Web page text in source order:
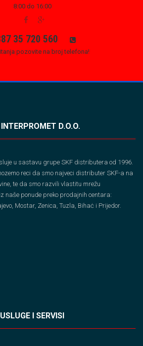
8:00 do 16:00
35 720 560
pozovite na broj telefona!
D.O.O.
u sastavu grupe SKF distributera od 1996.
reci da smo najveci distributer SKF-a na
te da smo razvili vlastitu mrežu
naše ponude preko prodajnih centara:
Mostar, Zenica, Tuzla, Bihaċ i Prijedor.
USLUGE I SERVISI